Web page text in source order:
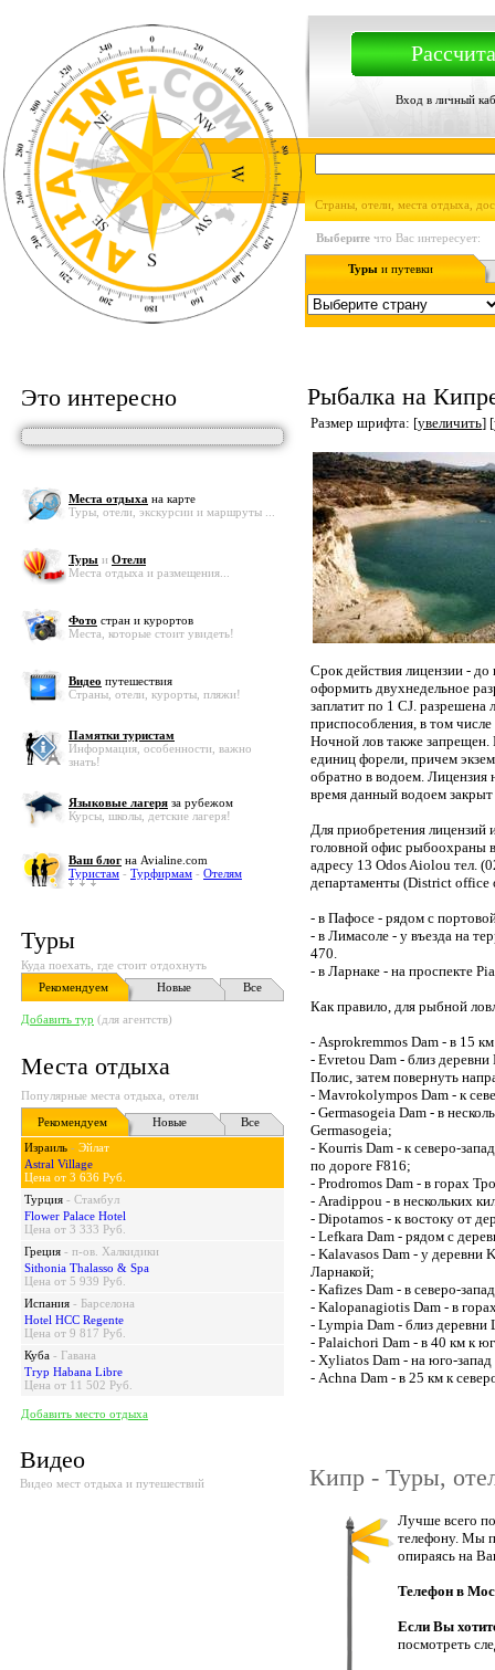
Вход в личный
Страны, отели, места отдыха,
Выберите что Вас интересует:
Туры и путевки
Это интересно
Места отдыха на карте
Туры, отели, экскурсии и маршруты ...
Туры и Отели
Места отдыха и размещения...
Фото стран и курортов
Места, которые стоит увидеть!
Видео путешествия
Страны, отели, курорты, пляжи!
Памятки туристам
Информация, особенности, важно
знать!
Языковые лагеря за рубежом
Курсы, школы, детские лагеря!
Ваш блог на Avialine.com
Туристам - Турфирмам - Отелям
Туры
Куда поехать, где стоит отдохнуть
Рекомендуем
Новые Все
Добавить тур (для агентств)
Места отдыха
Популярные места отдыха, отели
Рекомендуем
Новые
Все
Израиль - Эйлат
Astral Village
Цена от 3 636 Руб.
Турция - Стамбул
Flower Palace Hotel
Цена от 3 333 Руб.
Греция - п-ов. Халкидики
Sithonia Thalasso & Spa
Цена от 5 939 Руб.
Испания - Барселона
Hotel HCC Regente
Цена от 9 817 Руб.
Куба - Гавана
Tryp Habana Libre
Цена от 11 502 Руб.
Добавить место отдыха
Видео
Видео мест отдыха и путешествий
Рыбалка на
Размер шрифта: [увеличить] [
Срок действия лицензии -
оформить двухнедельное
заплатит по 1 CJ.
приспособления, в том
Ночной лов также
единиц форели, причем
обратно в водоем. Лицензия
время данный водоем
Для приобретения
головной офис рыбоохраны
адресу 13 Odos Aiolou тел.
департаменты (District office
- в Пафосе - рядом с
- в Лимасоле - у въезда на
470.
- в Ларнаке - на проспекте
Как правило, для рыбной
- Asprokremmos Dam - в 15
- Evretou Dam - близ
Полис, затем повернуть
- Mavrokolympos Dam - к
- Germasogeia Dam - в
Germasogeia;
- Kourris Dam - к северо-
по дороге F816;
- Prodromos Dam - в горах
- Aradippou - в нескольких
- Dipotamos - к востоку от
- Lefkara Dam - рядом с
- Kalavasos Dam - у деревни
Ларнакой;
- Kafizes Dam - в северо-
- Kalopanagiotis Dam - в
- Lympia Dam - близ
- Palaichori Dam - в 40 км к
- Xyliatos Dam - на юго-
- Achna Dam - в 25 км к
Кипр - Туры,
Лучше всего
телефону. Мы
опираясь на
Телефон в
Если Вы
посмотреть